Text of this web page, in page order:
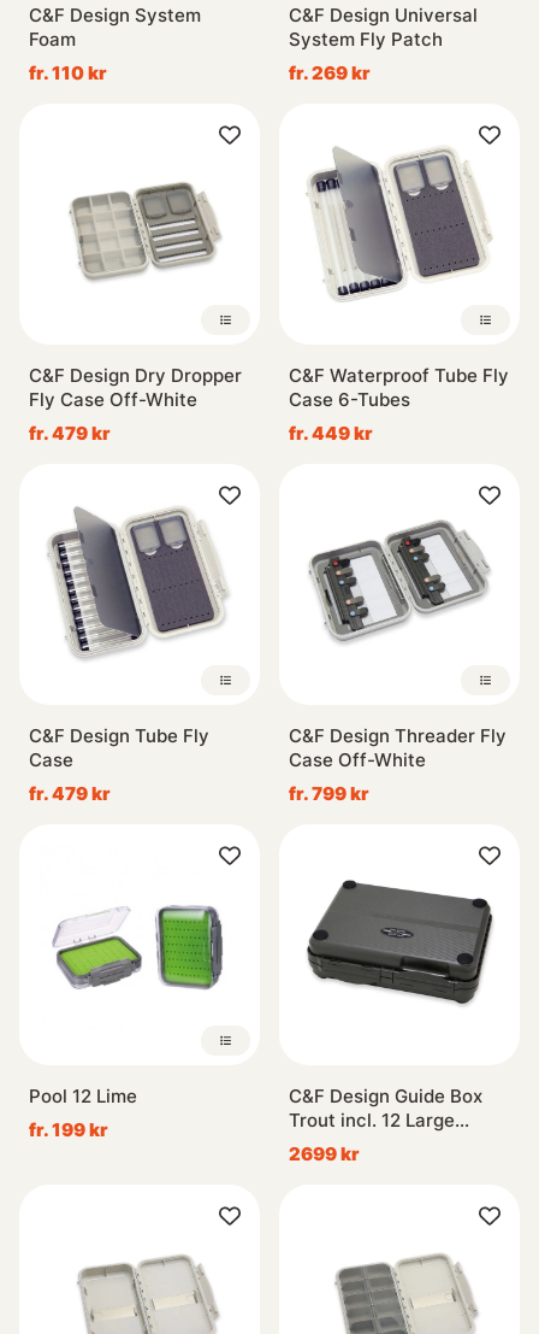
C&F Design System
Foam
fr. 110 kr
C&F Design Universal
System Fly Patch
fr. 269 kr
C&F Design Dry Dropper
Fly Case Off-White
fr. 479 kr
C&F Waterproof Tube Fly
Case 6-Tubes
fr. 449 kr
C&F Design Tube Fly
Case
fr. 479 kr
C&F Design Threader Fly
Case Off-White
fr. 799 kr
Pool 12 Lime
fr. 199 kr
C&F Design Guide Box
Trout incl. 12 Large
System Foams
2699 kr